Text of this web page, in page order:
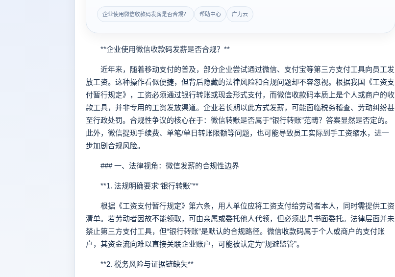
企业使用微信收款码发薪是否合规？ 帮助中心 广力云
**企业使用微信收款码发薪是否合规？**
近年来，随着移动支付的普及，部分企业尝试通过微信、支付宝等第三方支付工具向员工发
放工资。这种操作看似便捷，但背后隐藏的法律风险和合规问题却不容忽视。根据我国《工资支
付暂行规定》，工资必须通过银行转账或现金形式支付，而微信收款码本质上是个人或商户的收
款工具，并非专用的工资发放渠道。企业若长期以此方式发薪，可能面临税务稽查、劳动纠纷甚
至行政处罚。合规性争议的核心在于：微信转账是否属于“银行转账”范畴？答案显然是否定的。
此外，微信提现手续费、单笔/单日转账限额等问题，也可能导致员工实际到手工资缩水，进一
步加剧合规风险。
### 一、法律视角：微信发薪的合规性边界
**1. 法规明确要求“银行转账”**
根据《工资支付暂行规定》第六条，用人单位应将工资支付给劳动者本人，同时需提供工资
清单。若劳动者因故不能领取，可由亲属或委托他人代领，但必须出具书面委托。法律层面并未
禁止第三方支付工具，但“银行转账”是默认的合规路径。微信收款码属于个人或商户的支付账
户，其资金流向难以直接关联企业账户，可能被认定为“规避监管”。
**2. 税务风险与证据链缺失**